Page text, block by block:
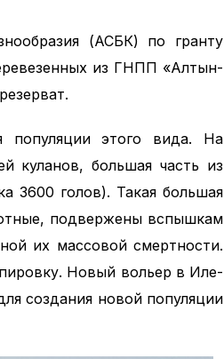
(АСБК) по гранту
из ГНПП «Алтын-
популяции этого вида. На
куланов, большая часть из
3600 голов). Такая большая
подвержены вспышкам
их массовой смертности.
Новый вольер в Иле-
создания новой популяции